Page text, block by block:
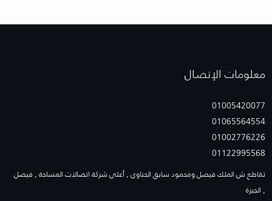
معلومات الإتصـال
01005420077
01065564554
01002776226
01122995568
تقاطع ش الملك فيصل ومحمود سابق الحناوى , أعلى شركة اتصالات المساحة , فيصل
, الجيزة